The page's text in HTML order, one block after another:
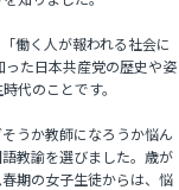
働く人が報われる社会に
た日本共産党の歴史や姿
代のことです。
うか教師になろうか悩ん
教諭を選びました。歳が
期の女子生徒からは、悩